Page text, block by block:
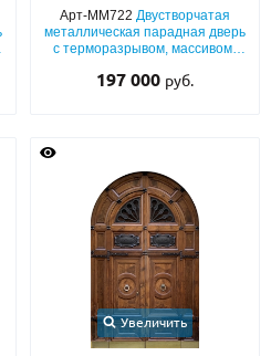
РАСЧЕТ
Арт-ММ722 Двустворчатая
металлическая парадная дверь
с терморазрывом, массивом,
витражным стеклом
197 000 руб.
Увеличить